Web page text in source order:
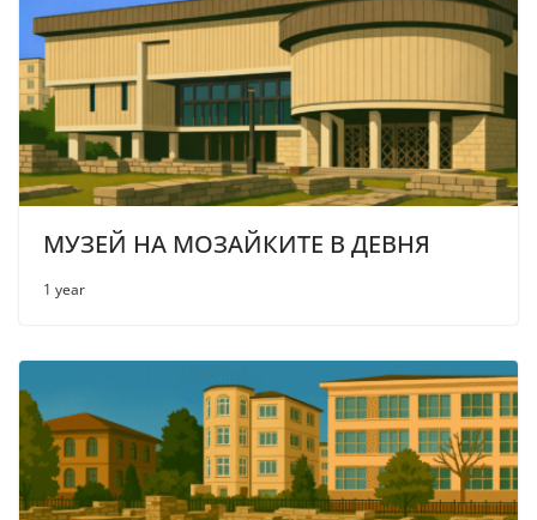
МУЗЕЙ НА МОЗАЙКИТЕ В ДЕВНЯ
1 year